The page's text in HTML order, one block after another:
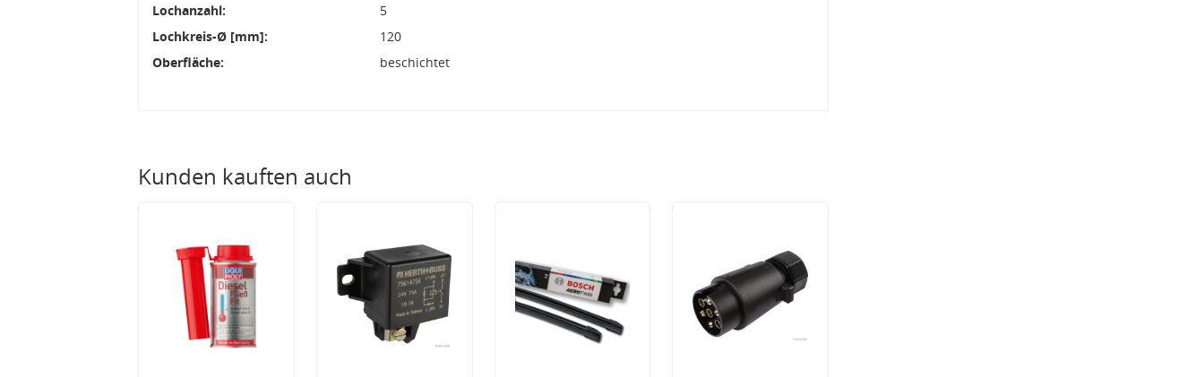
Lochanzahl:
5
Lochkreis-Ø [mm]:
120
Oberfläche:
beschichtet
Kunden kauften auch